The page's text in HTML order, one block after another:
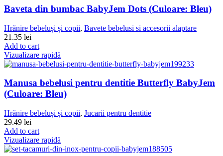
Baveta din bumbac BabyJem Dots (Culoare: Bleu)
Hrănire bebeluși și copii, Bavete bebelusi si accesorii alaptare
21.35 lei
Add to cart
Vizualizare rapidă
Manusa bebelusi pentru dentitie Butterfly BabyJem
(Culoare: Bleu)
Hrănire bebeluși și copii, Jucarii pentru dentitie
29.49 lei
Add to cart
Vizualizare rapidă